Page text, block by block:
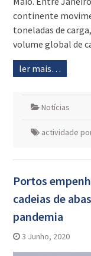
continente
toneladas de
volume global de
ler mais…
Notícias
actividade
Portos
cadeias de
pandemia
3 Junho, 2020